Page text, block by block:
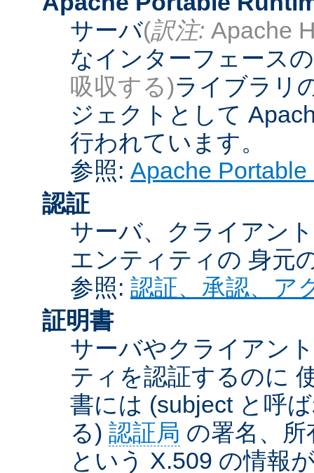
サーバ(訳注: Apache
なインターフェース
吸収する)ライブラリ
ジェクトとして
行われています。
参照: Apache
認証
サーバ、クライアン
エンティティの 身元
参照: 認証、承認、ア
証明書
サーバやクライアン
ティを認証するのに
書には (subject と呼
る) 認証局 の署名、
という X.509 の情報